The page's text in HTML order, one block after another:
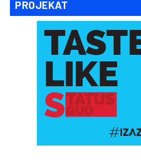
PROJEKAT